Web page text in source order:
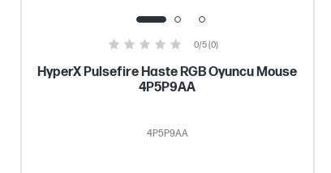
0/5 (0)
HyperX Pulsefire Haste RGB Oyuncu Mouse
4P5P9AA
4P5P9AA